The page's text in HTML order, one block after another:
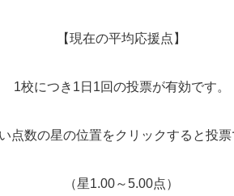
【現在の平均応援点】
1校につき1日1回の投票が有効です。
点数の星の位置をクリックすると投票
（星1.00～5.00点）